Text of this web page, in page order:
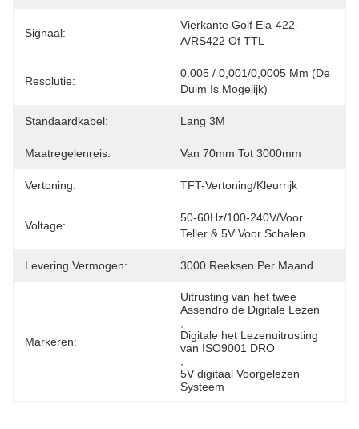
Signaal:
Vierkante Golf Eia-422-
A/RS422 Of TTL
Resolutie:
0.005 / 0,001/0,0005 Mm (de
Duim Is Mogelijk)
Standaardkabel: Lang 3M
Maatregelenreis: Van 70mm Tot 3000mm
Vertoning: TFT-Vertoning/kleurrijk
Voltage:
50-60Hz/100-240V/voor
Teller & 5V Voor Schalen
Levering Vermogen: 3000 Reeksen Per Maand
Markeren:
Uitrusting van het twee
Assendro de Digitale Lezen
Digitale het Lezenuitrusting
van ISO9001 DRO
5V digitaal Voorgelezen
Systeem